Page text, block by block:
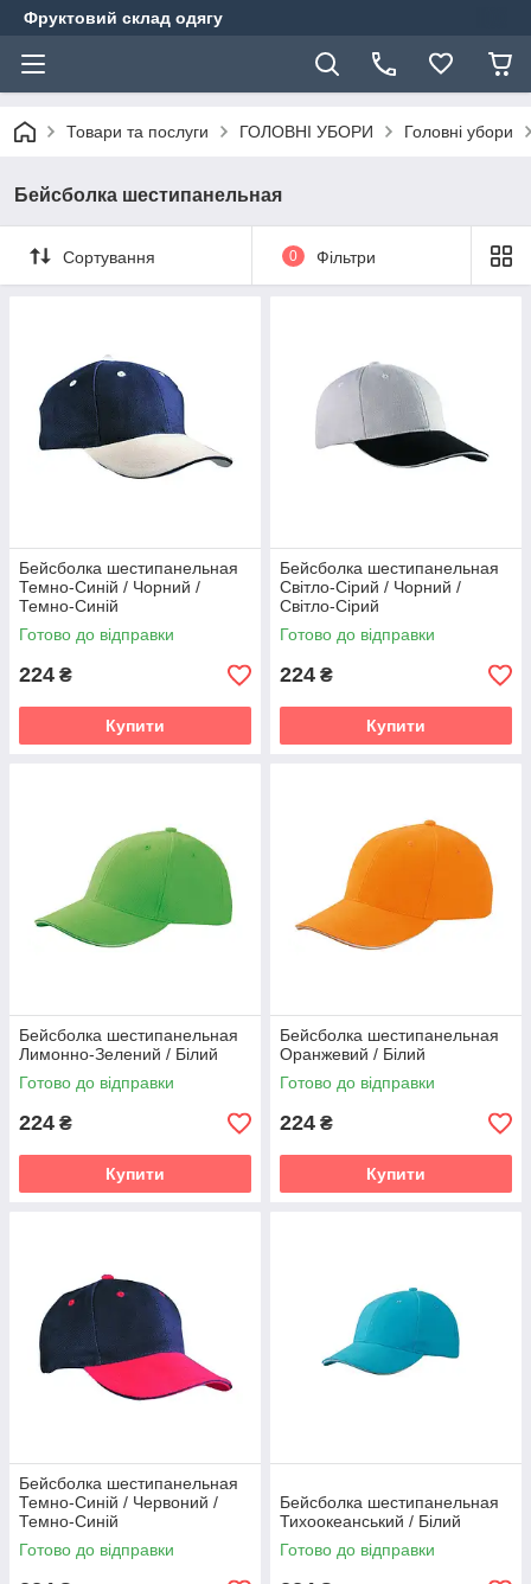
Фруктовий склад одягу
Товари та послуги ГОЛОВНІ УБОРИ Головні убори
Бейсболка шестипанельная
Сортування 0 Фільтри
Бейсболка шестипанельная
Темно-Синій / Чорний /
Темно-Синій
Готово до відправки
224 ₴
Купити
Бейсболка шестипанельная
Світло-Сірий / Чорний /
Світло-Сірий
Готово до відправки
224 ₴
Купити
Бейсболка шестипанельная
Лимонно-Зелений / Білий
Готово до відправки
224 ₴
Купити
Бейсболка шестипанельная
Оранжевий / Білий
Готово до відправки
224 ₴
Купити
Бейсболка шестипанельная
Темно-Синій / Червоний /
Темно-Синій
Готово до відправки
Бейсболка шестипанельная
Тихоокеанський / Білий
Готово до відправки